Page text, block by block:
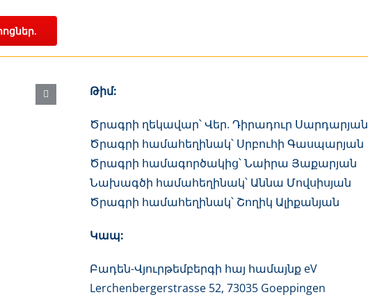
Թիմ:
Ծրագրի ղեկավար՝ Վեր. Դիրադուր Սարդարյան
Ծրագրի համահեղինակ՝ Սրբուհի Գասպարյան
Ծրագրի համագործակից՝ Նաիրա Յաքարյան
Նախագծի համահեղինակ՝ Աննա Մովսիսյան
Ծրագրի համահեղինակ՝ Շողիկ Ալիքանյան
Կապ:
Բադեն-Վյուրթեմբերգի հայ համայնք eV
Lerchenbergerstrasse 52, 73035 Goeppingen